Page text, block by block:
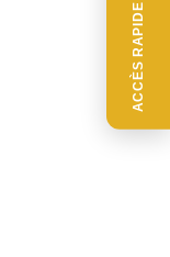
ACCÈS RAPIDE